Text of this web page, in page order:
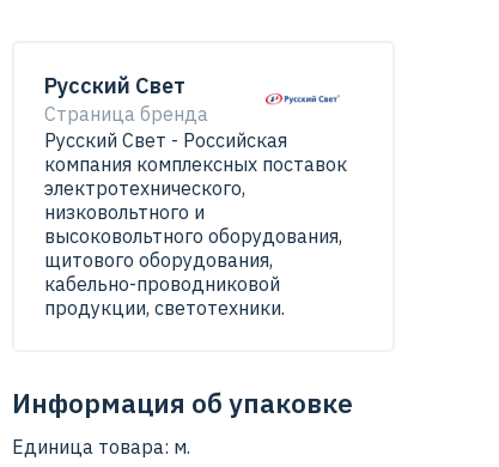
Русский Свет
Страница бренда
Русский Свет - Российская
компания комплексных поставок
электротехнического,
низковольтного и
высоковольтного оборудования,
щитового оборудования,
кабельно-проводниковой
продукции, светотехники.
Информация об упаковке
Единица товара: м.